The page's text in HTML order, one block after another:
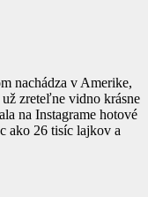
nachádza v Amerike,
zreteľne vidno krásne
na Instagrame hotové
ako 26 tisíc lajkov a